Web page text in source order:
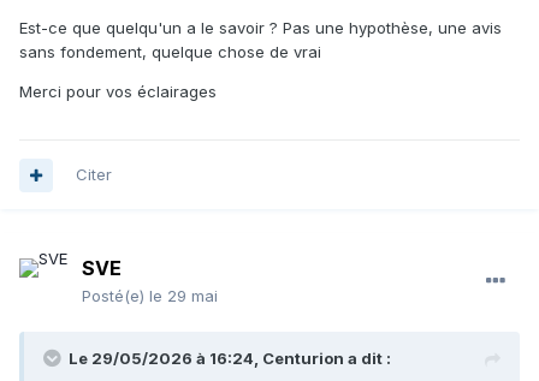
Est-ce que quelqu'un a le savoir ? Pas une hypothèse, une avis
sans fondement, quelque chose de vrai
Merci pour vos éclairages
Citer
SVE
Posté(e) le 29 mai
Le 29/05/2026 à 16:24, Centurion a dit :